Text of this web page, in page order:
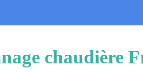
chaudière